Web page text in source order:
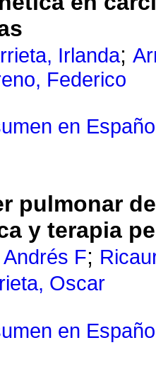
Irlanda;
Federico
en
pulmonar
y terapia
F;
Oscar
en